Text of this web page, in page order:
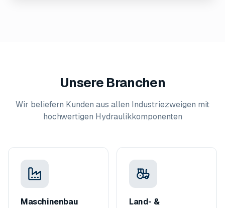
Unsere Branchen
Wir beliefern Kunden aus allen Industriezweigen mit
hochwertigen Hydraulikkomponenten
Maschinenbau
Land- &